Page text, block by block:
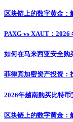
区块链上的数字黄金：
PAXG vs XAUT：
如何在马来西亚安全购
菲律宾加密资产投资：
2026年越南购买比特币
区块链上的数字黄金：